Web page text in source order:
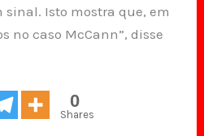
sinal. Isto mostra que, em
no caso McCann”, disse
0
Shares